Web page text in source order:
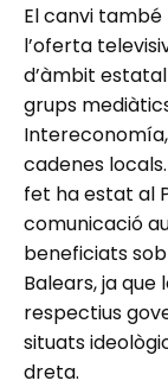
El canvi
l’oferta
d’àmbit
grups
cadenes
fet ha estat al
comunicació
beneficiats
Balears, ja que
respectius
situats
dreta.